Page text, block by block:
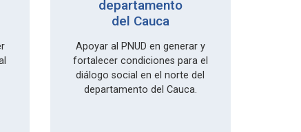
departamento
del Cauca
Apoyar al PNUD en generar y
fortalecer condiciones para el
diálogo social en el norte del
departamento del Cauca.